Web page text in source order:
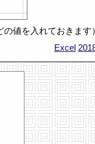
の値を入れておきます
Excel